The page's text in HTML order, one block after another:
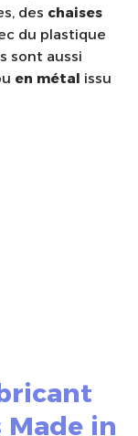
des chaises
du plastique
sont aussi
en métal issu
in